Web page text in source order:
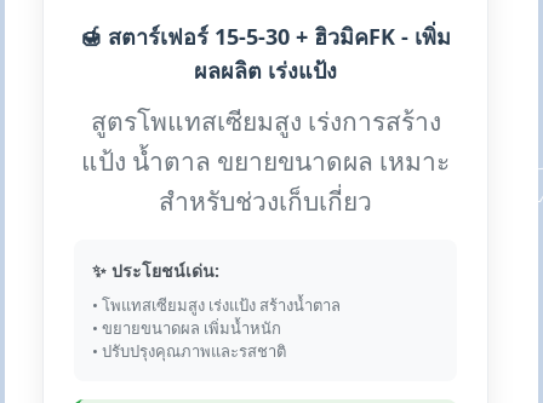
🍯 สตาร์เฟอร์ 15-5-30 + ฮิวมิคFK - เพิ่ม
ผลผลิต เร่งแป้ง
สูตรโพแทสเซียมสูง เร่งการสร้าง
แป้ง น้ำตาล ขยายขนาดผล เหมาะ
สำหรับช่วงเก็บเกี่ยว
✨ ประโยชน์เด่น:
• โพแทสเซียมสูง เร่งแป้ง สร้างน้ำตาล
• ขยายขนาดผล เพิ่มน้ำหนัก
• ปรับปรุงคุณภาพและรสชาติ